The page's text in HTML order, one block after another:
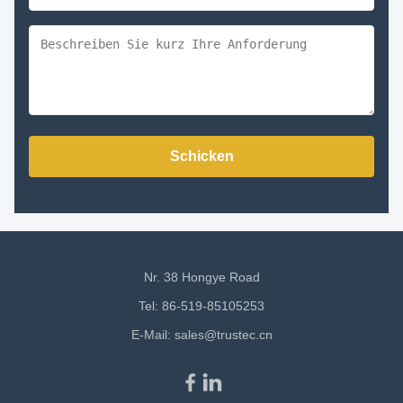
Schicken
Nr. 38 Hongye Road
Tel: 86-519-85105253
E-Mail: sales@trustec.cn